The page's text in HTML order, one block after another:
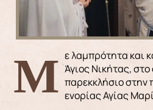
Με λαμπρότητα και κατάνυξη εορτάστηκε ο Άγιος Νικήτας,
παρεκκλήσιο στην
ενορίας Αγίας